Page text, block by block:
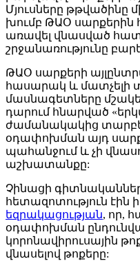
Մյուսները թթվածինը
խումբ ԹԱՕ սարքերին
առավել վնասված
շրջանառությունը
ԹԱՕ սարքերի
հասարակ և մատչելի
մասնագետները մշակել
դարում հնարված
ժամանակակից
օդափոխման այդ
պահանջում և չի
աշխատանքը:
Չինացի
հետազոտություն էին
եզրակացության, որ,
օդափոխման
կորոնավիրուսային
վնասելով թոքերը: